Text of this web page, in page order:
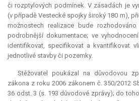
či rozptylových podmínek. V zásadách je
(v případě Vestecké spojky široký 180 m),
možnostech realizace bude
podrobnější dokumentace; ve
identifikovat, specifikovat a kvantifikovat
jednotlivé stavby či pozemky.
Stěžovatel poukázal na důvodovou
zákona z roku 2006 zákonem č. 350/2012
36 odst. 3 (s. 193 důvodové zprávy); do